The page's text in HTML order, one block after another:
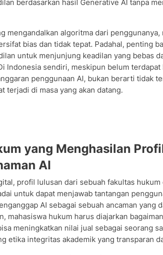
berdasarkan hasil Generative AI tanpa
mengandalkan algoritma dari penggunanya,
bias dan tidak tepat. Padahal, penting
untuk menjunjung keadilan yang bebas
Indonesia sendiri, meskipun belum terdapat
penggunaan AI, bukan berarti tidak
terjadi di masa yang akan datang.
yang Menghasilan
AI
profil lulusan dari sebuah fakultas
untuk dapat menjawab tantangan
AI sebagai sebuah ancaman yang
mahasiswa hukum harus diajarkan
meningkatkan nilai jual sebagai seorang
etika integritas akademik yang transparan